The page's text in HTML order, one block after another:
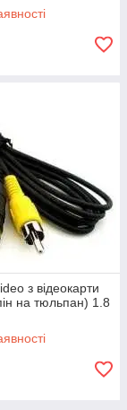
з відеокарти
на тюльпан) 1.8